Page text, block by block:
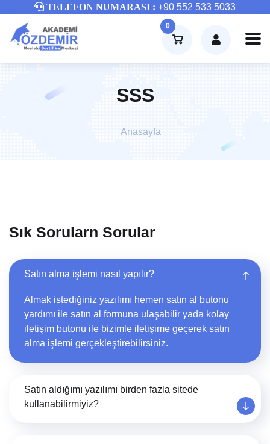
TELEFON NUMARASI : +90 552 533 5033
0
SSS
Anasayfa
Sık Sorularn Sorular
Satın alma işlemi nasıl yapılır?
Almak istediğiniz yazılımı hemen satın al butonu
yardımı ile satın al formuna ulaşabilir yada kolay
iletişim butonu ile bizimle iletişime geçerek satın
alma işlemi gerçekleştirebilirsiniz.
Satın aldığımı yazılımı birden fazla sitede
kullanabilirmiyiz?